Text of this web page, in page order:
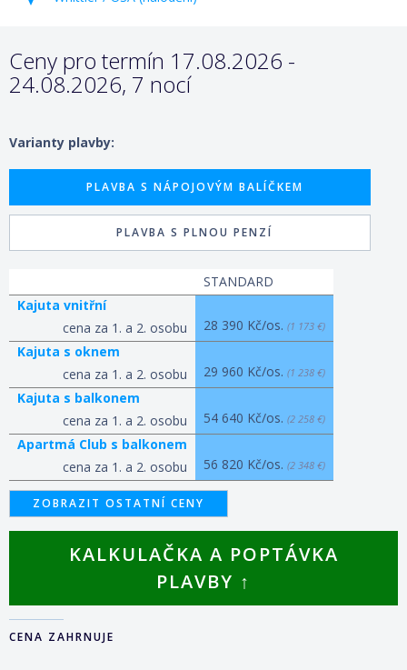
Ceny pro termín 17.08.2026 -
24.08.2026, 7 nocí
Varianty plavby:
PLAVBA S NÁPOJOVÝM BALÍČKEM
PLAVBA S PLNOU PENZÍ
STANDARD
Kajuta vnitřní
cena za 1. a 2. osobu
28 390 Kč/os. (1 173 €)
Kajuta s oknem
cena za 1. a 2. osobu
29 960 Kč/os. (1 238 €)
Kajuta s balkonem
cena za 1. a 2. osobu
54 640 Kč/os. (2 258 €)
Apartmá Club s balkonem
cena za 1. a 2. osobu
56 820 Kč/os. (2 348 €)
ZOBRAZIT OSTATNÍ CENY
KALKULAČKA A POPTÁVKA
PLAVBY ↑
CENA ZAHRNUJE